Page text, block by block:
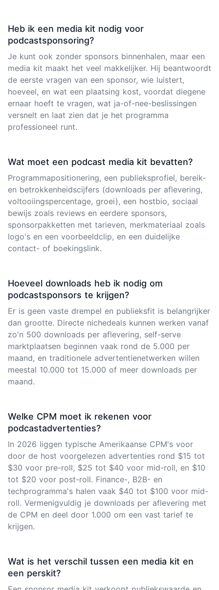
Heb ik een media kit nodig voor
podcastsponsoring?
Je kunt ook zonder sponsors binnenhalen, maar een
media kit maakt het veel makkelijker. Hij beantwoordt
de eerste vragen van een sponsor, wie luistert,
hoeveel, en wat een plaatsing kost, voordat diegene
ernaar hoeft te vragen, wat ja-of-nee-beslissingen
versnelt en laat zien dat je het programma
professioneel runt.
Wat moet een podcast media kit bevatten?
Programmapositionering, een publieksprofiel, bereik-
en betrokkenheidscijfers (downloads per aflevering,
voltooiingspercentage, groei), een hostbio, sociaal
bewijs zoals reviews en eerdere sponsors,
sponsorpakketten met tarieven, merkmateriaal zoals
logo's en een voorbeeldclip, en een duidelijke
contact- of boekingslink.
Hoeveel downloads heb ik nodig om
podcastsponsors te krijgen?
Er is geen vaste drempel en publieksfit is belangrijker
dan grootte. Directe nichedeals kunnen werken vanaf
zo'n 500 downloads per aflevering, self-serve
marktplaatsen beginnen vaak rond de 5.000 per
maand, en traditionele advertentienetwerken willen
meestal 10.000 tot 15.000 of meer downloads per
maand.
Welke CPM moet ik rekenen voor
podcastadvertenties?
In 2026 liggen typische Amerikaanse CPM's voor
door de host voorgelezen advertenties rond $15 tot
$30 voor pre-roll, $25 tot $40 voor mid-roll, en $10
tot $20 voor post-roll. Finance-, B2B- en
techprogramma's halen vaak $40 tot $100 voor mid-
roll. Vermenigvuldig je downloads per aflevering met
de CPM en deel door 1.000 om een vast tarief te
krijgen.
Wat is het verschil tussen een media kit en
een perskit?